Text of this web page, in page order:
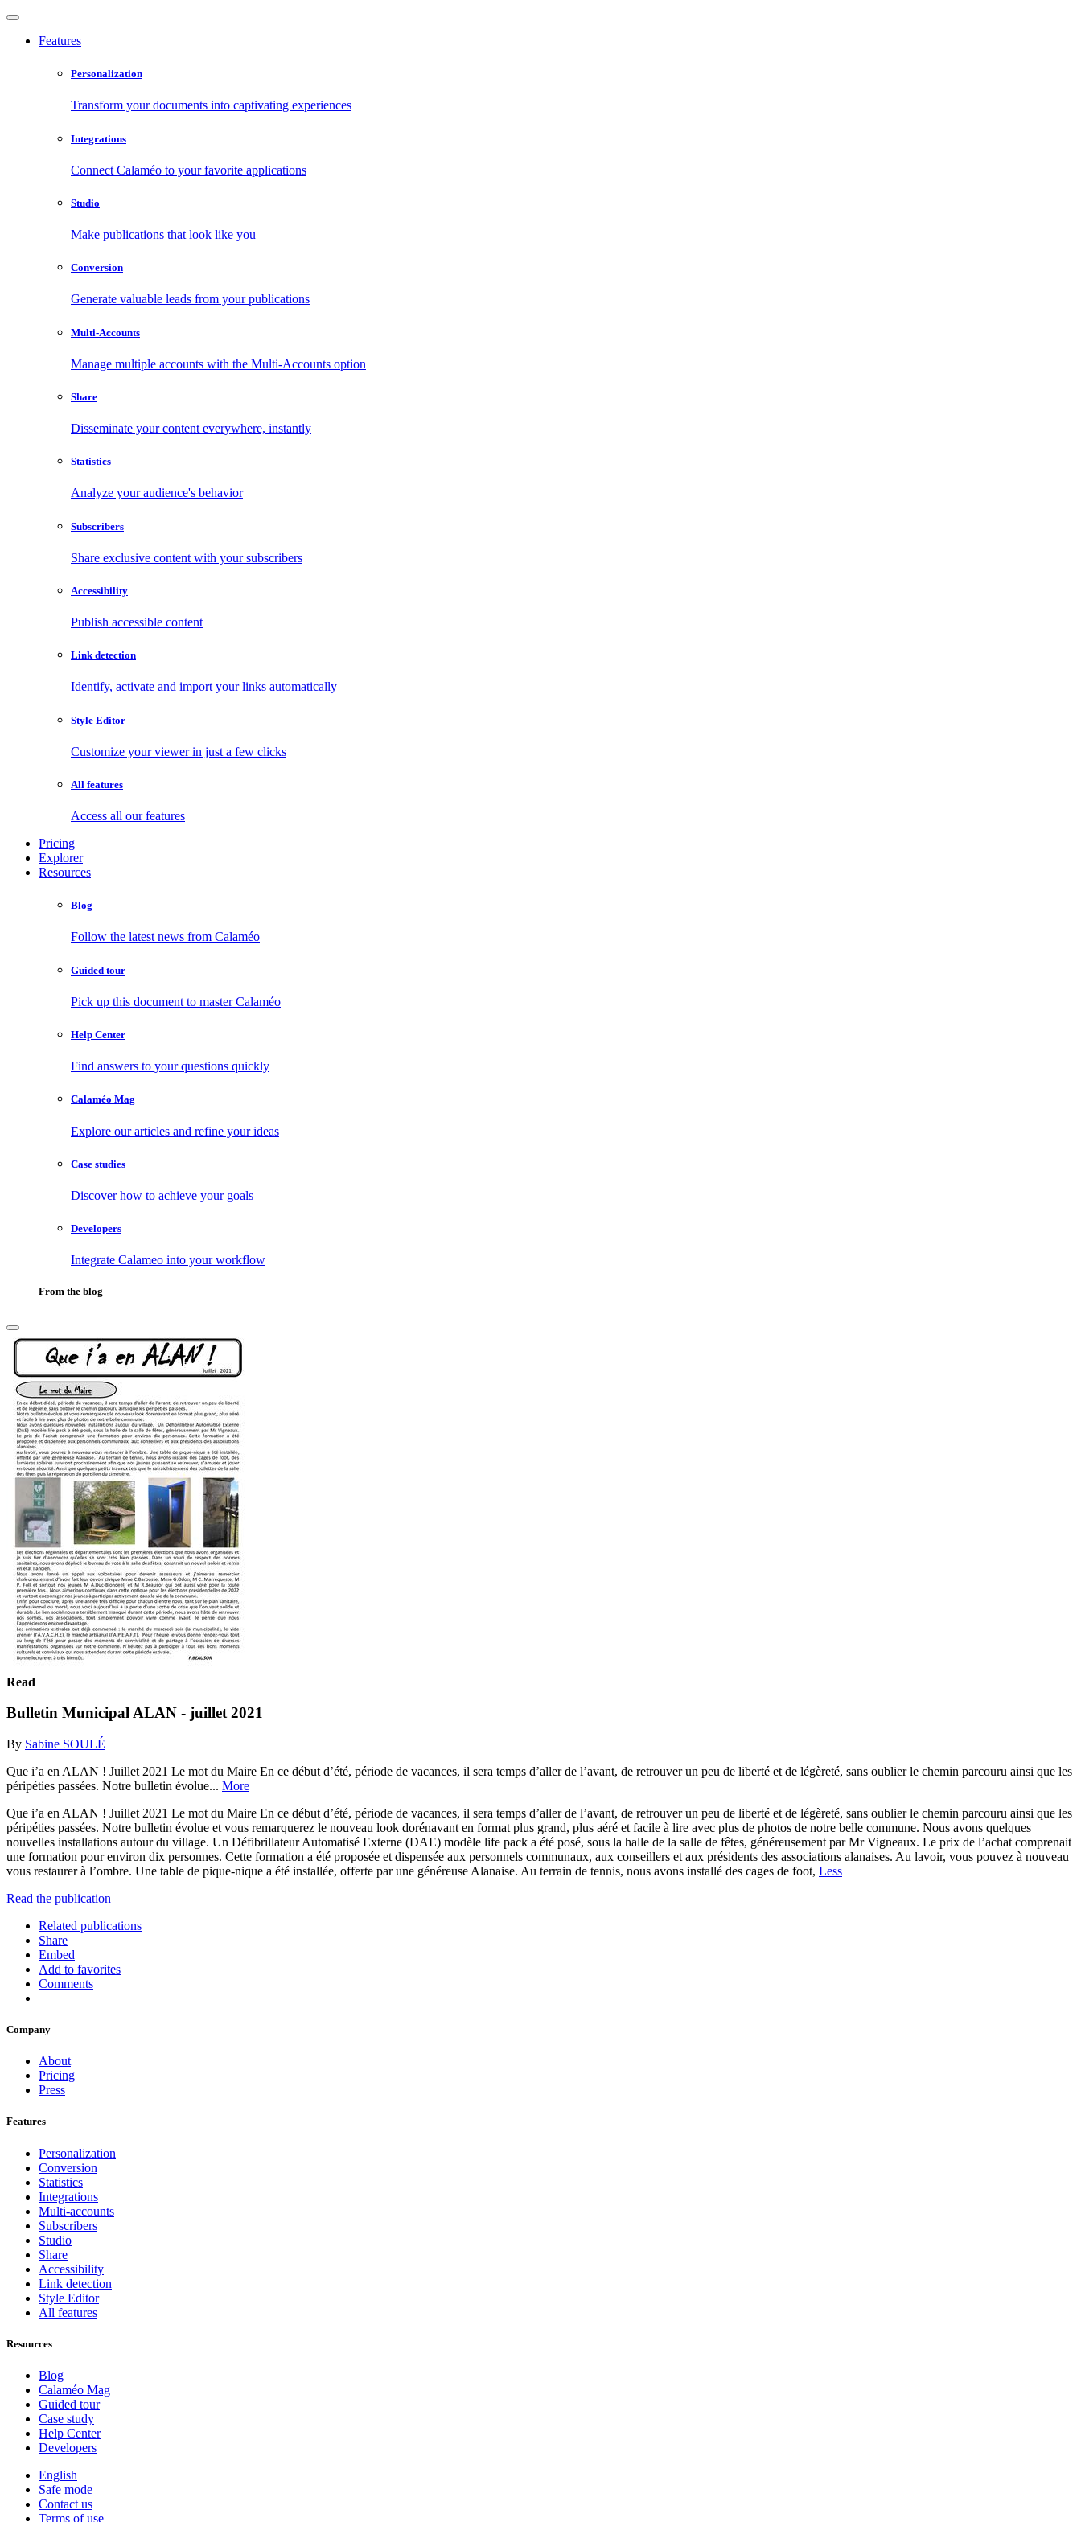
Features
Personalization
Transform your documents into captivating experiences
Integrations
Connect Calaméo to your favorite applications
Studio
Make publications that look like you
Conversion
Generate valuable leads from your publications
Multi-Accounts
Manage multiple accounts with the Multi-Accounts option
Share
Disseminate your content everywhere, instantly
Statistics
Analyze your audience's behavior
Subscribers
Share exclusive content with your subscribers
Accessibility
Publish accessible content
Link detection
Identify, activate and import your links automatically
Style Editor
Customize your viewer in just a few clicks
All features
Access all our features
Pricing
Explorer
Resources
Blog
Follow the latest news from Calaméo
Guided tour
Pick up this document to master Calaméo
Help Center
Find answers to your questions quickly
Calaméo Mag
Explore our articles and refine your ideas
Case studies
Discover how to achieve your goals
Developers
Integrate Calameo into your workflow
From the blog
Read
Bulletin Municipal ALAN - juillet 2021
By Sabine SOULÉ
Que i’a en ALAN ! Juillet 2021 Le mot du Maire En ce début d’été, période de vacances, il sera temps d’aller de l’avant, de retrouver un peu de liberté et de légèreté, sans oublier le chemin parcouru ainsi que les
péripéties passées. Notre bulletin évolue... More
Que i’a en ALAN ! Juillet 2021 Le mot du Maire En ce début d’été, période de vacances, il sera temps d’aller de l’avant, de retrouver un peu de liberté et de légèreté, sans oublier le chemin parcouru ainsi que les
péripéties passées. Notre bulletin évolue et vous remarquerez le nouveau look dorénavant en format plus grand, plus aéré et facile à lire avec plus de photos de notre belle commune. Nous avons quelques
nouvelles installations autour du village. Un Défibrillateur Automatisé Externe (DAE) modèle life pack a été posé, sous la halle de la salle de fêtes, généreusement par Mr Vigneaux. Le prix de l’achat comprenait
une formation pour environ dix personnes. Cette formation a été proposée et dispensée aux personnels communaux, aux conseillers et aux présidents des associations alanaises. Au lavoir, vous pouvez à nouveau
vous restaurer à l’ombre. Une table de pique-nique a été installée, offerte par une généreuse Alanaise. Au terrain de tennis, nous avons installé des cages de foot, Less
Read the publication
Related publications
Share
Embed
Add to favorites
Comments
Company
About
Pricing
Press
Features
Personalization
Conversion
Statistics
Integrations
Multi-accounts
Subscribers
Studio
Share
Accessibility
Link detection
Style Editor
All features
Resources
Blog
Calaméo Mag
Guided tour
Case study
Help Center
Developers
English
Safe mode
Contact us
Terms of use